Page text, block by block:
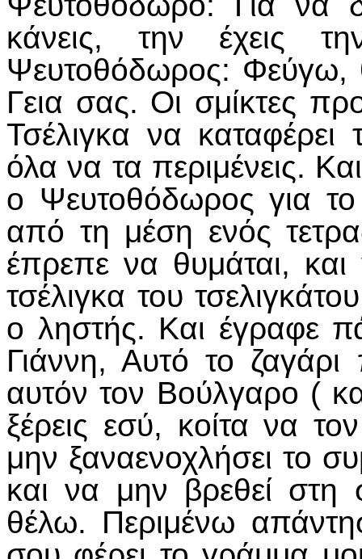
κάνεις, την έχεις
Ψευτοθόδωρος: Φεύγω,
Γεια σας. Οι σμίκτες
Τσέλιγκα να καταφέρει
όλα να τα περιμένεις.
ο Ψευτοθόδωρος για
από τη μέση ενός
έπρεπε να θυμάται,
τσέλιγκα του
ο ληστής. Και έγραφε
Γιάννη, Αυτό το ζαγάρι
αυτόν τον Βούλγαρο (
ξέρεις εσύ, κοίτα να
μην ξαναενοχλήσει το
και να μην βρεθεί
θέλω. Περιμένω